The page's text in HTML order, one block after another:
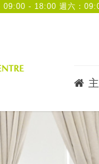
09:00 - 18:00 週六：